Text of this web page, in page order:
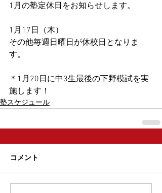
1月の塾定休日をお知らせします。
​1月17日（木）
その他毎週日曜日が休校日となりま
す。​
＊1月20日に中3生最後の下野模試を実
施します！
塾スケジュール
コメント